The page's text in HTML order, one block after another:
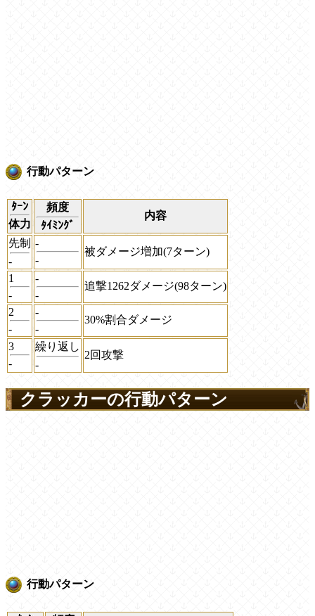
行動パターン
ﾀｰﾝ
体力
頻度
ﾀｲﾐﾝｸﾞ
内容
先制
-
-
-
被ダメージ増加(7ターン)
1
-
-
-
追撃1262ダメージ(98ターン)
2
-
-
-
30%割合ダメージ
3
-
繰り返し
-
2回攻撃
クラッカーの行動パターン
行動パターン